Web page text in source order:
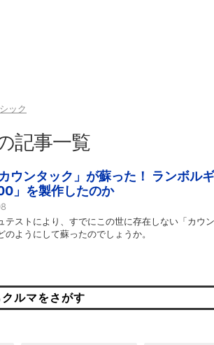
ック
記事一覧
ウンタック」が蘇った！ ランボル
」を製作したのか
テストにより、すでにこの世に存在しない「カウ
のようにして蘇ったのでしょうか。
ルマをさがす